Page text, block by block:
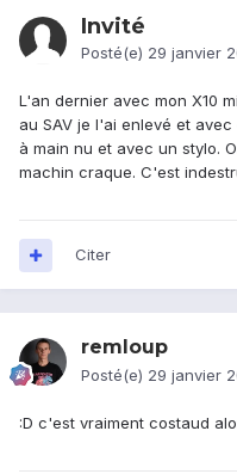
Invité
Posté(e) 29 janvier
L'an dernier avec mon X10
au SAV je l'ai enlevé et
à main nu et avec un stylo.
machin craque. C'est
Citer
remloup
Posté(e) 29 janvier
:D c'est vraiment costaud